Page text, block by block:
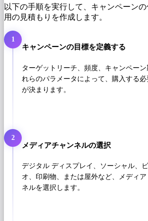
以下の手順を実行して、キャンペーン
用の見積もりを作成します。
1
キャンペーンの目標を定義する
ターゲットリーチ、頻度、キャンペー
れらのパラメータによって、購入する
が決まります。
2
メディアチャンネルの選択
デジタル ディスプレイ、ソーシャル、
オ、印刷物、または屋外など、メディ
ネルを選択します。